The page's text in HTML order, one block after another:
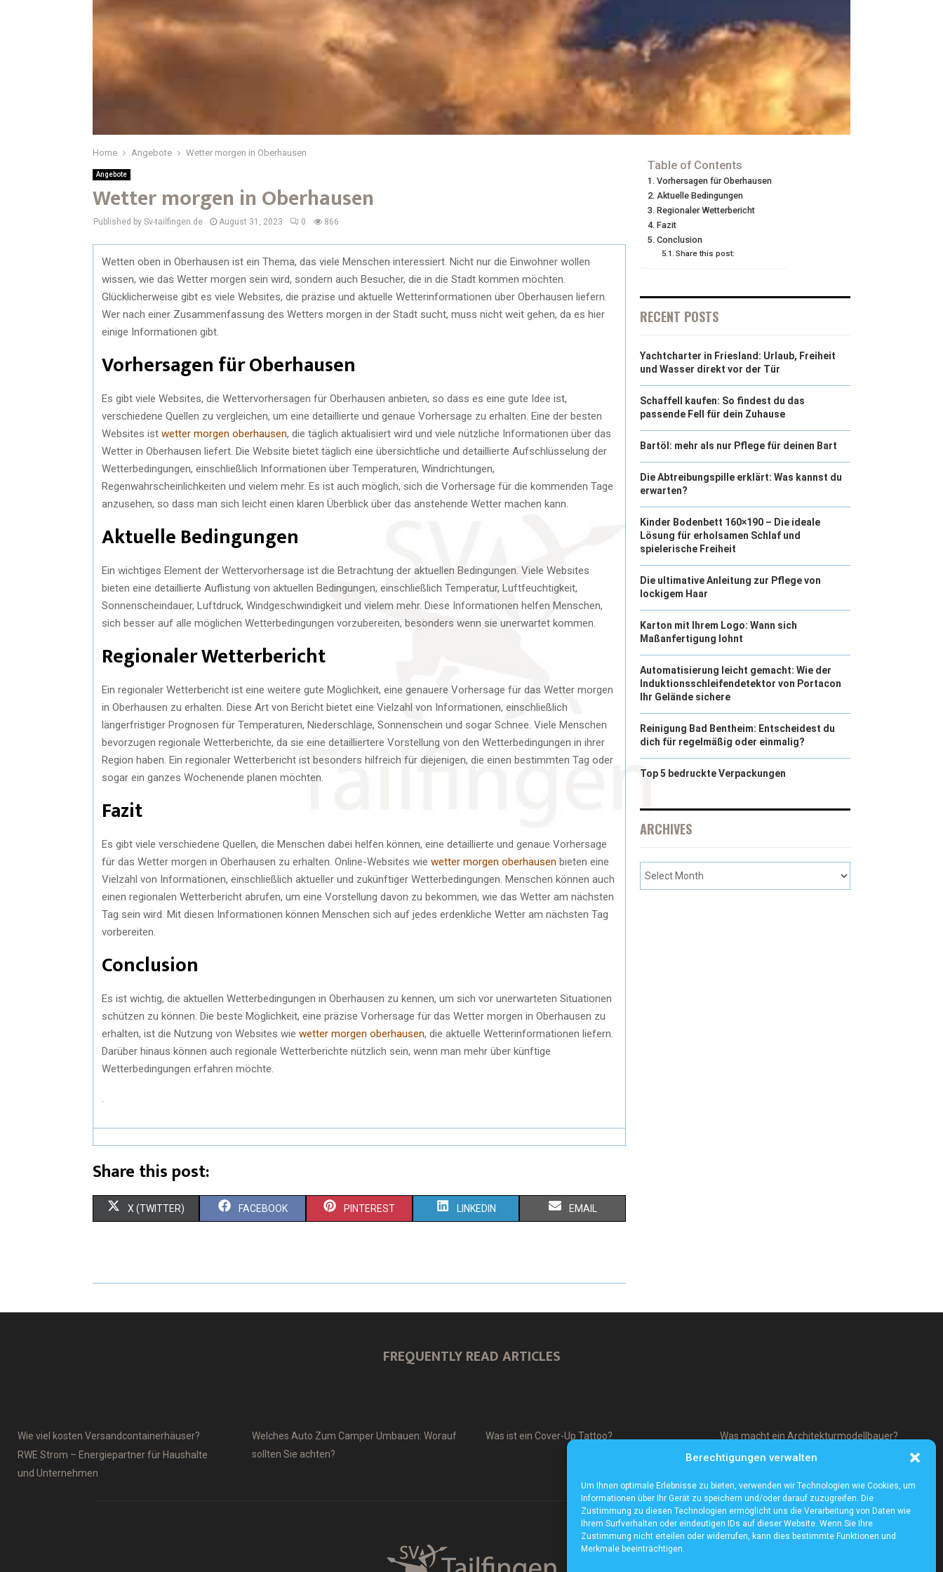
Berechtigungen verwalten
Um Ihnen optimale Erlebnisse zu bieten, verwenden wir Technologien wie Cookies, um
Informationen über Ihr Gerät zu speichern und/oder darauf zuzugreifen. Die
Zustimmung zu diesen Technologien ermöglicht uns die Verarbeitung von Daten wie
Ihrem Surfverhalten oder eindeutigen IDs auf dieser Website. Wenn Sie Ihre
Zustimmung nicht erteilen oder widerrufen, kann dies bestimmte Funktionen und
Merkmale beeinträchtigen.
Home Angebote Wetter morgen in Oberhausen
Angebote
Wetter morgen in Oberhausen
Published by Sv-tailfingen.de August 31, 2023 0 866
Wetten oben in Oberhausen ist ein Thema, das viele Menschen interessiert. Nicht nur die Einwohner wollen
wissen, wie das Wetter morgen sein wird, sondern auch Besucher, die in die Stadt kommen möchten.
Glücklicherweise gibt es viele Websites, die präzise und aktuelle Wetterinformationen über Oberhausen liefern.
Wer nach einer Zusammenfassung des Wetters morgen in der Stadt sucht, muss nicht weit gehen, da es hier
einige Informationen gibt.
Vorhersagen für Oberhausen
Es gibt viele Websites, die Wettervorhersagen für Oberhausen anbieten, so dass es eine gute Idee ist,
verschiedene Quellen zu vergleichen, um eine detaillierte und genaue Vorhersage zu erhalten. Eine der besten
Websites ist wetter morgen oberhausen, die täglich aktualisiert wird und viele nützliche Informationen über das
Wetter in Oberhausen liefert. Die Website bietet täglich eine übersichtliche und detaillierte Aufschlüsselung der
Wetterbedingungen, einschließlich Informationen über Temperaturen, Windrichtungen,
Regenwahrscheinlichkeiten und vielem mehr. Es ist auch möglich, sich die Vorhersage für die kommenden Tage
anzusehen, so dass man sich leicht einen klaren Überblick über das anstehende Wetter machen kann.
Aktuelle Bedingungen
Ein wichtiges Element der Wettervorhersage ist die Betrachtung der aktuellen Bedingungen. Viele Websites
bieten eine detaillierte Auflistung von aktuellen Bedingungen, einschließlich Temperatur, Luftfeuchtigkeit,
Sonnenscheindauer, Luftdruck, Windgeschwindigkeit und vielem mehr. Diese Informationen helfen Menschen,
sich besser auf alle möglichen Wetterbedingungen vorzubereiten, besonders wenn sie unerwartet kommen.
Regionaler Wetterbericht
Ein regionaler Wetterbericht ist eine weitere gute Möglichkeit, eine genauere Vorhersage für das Wetter morgen
in Oberhausen zu erhalten. Diese Art von Bericht bietet eine Vielzahl von Informationen, einschließlich
längerfristiger Prognosen für Temperaturen, Niederschläge, Sonnenschein und sogar Schnee. Viele Menschen
bevorzugen regionale Wetterberichte, da sie eine detailliertere Vorstellung von den Wetterbedingungen in ihrer
Region haben. Ein regionaler Wetterbericht ist besonders hilfreich für diejenigen, die einen bestimmten Tag oder
sogar ein ganzes Wochenende planen möchten.
Fazit
Es gibt viele verschiedene Quellen, die Menschen dabei helfen können, eine detaillierte und genaue Vorhersage
für das Wetter morgen in Oberhausen zu erhalten. Online-Websites wie wetter morgen oberhausen bieten eine
Vielzahl von Informationen, einschließlich aktueller und zukünftiger Wetterbedingungen. Menschen können auch
einen regionalen Wetterbericht abrufen, um eine Vorstellung davon zu bekommen, wie das Wetter am nächsten
Tag sein wird. Mit diesen Informationen können Menschen sich auf jedes erdenkliche Wetter am nächsten Tag
vorbereiten.
Conclusion
Es ist wichtig, die aktuellen Wetterbedingungen in Oberhausen zu kennen, um sich vor unerwarteten Situationen
schützen zu können. Die beste Möglichkeit, eine präzise Vorhersage für das Wetter morgen in Oberhausen zu
erhalten, ist die Nutzung von Websites wie wetter morgen oberhausen, die aktuelle Wetterinformationen liefern.
Darüber hinaus können auch regionale Wetterberichte nützlich sein, wenn man mehr über künftige
Wetterbedingungen erfahren möchte.
Share this post:
X (TWITTER) FACEBOOK PINTEREST LINKEDIN EMAIL
Table of Contents
Vorhersagen für Oberhausen
Aktuelle Bedingungen
Regionaler Wetterbericht
Fazit
Conclusion
Share this post:
RECENT POSTS
Yachtcharter in Friesland: Urlaub, Freiheit
und Wasser direkt vor der Tür
Schaffell kaufen: So findest du das
passende Fell für dein Zuhause
Bartöl: mehr als nur Pflege für deinen Bart
Die Abtreibungspille erklärt: Was kannst du
erwarten?
Kinder Bodenbett 160×190 – Die ideale
Lösung für erholsamen Schlaf und
spielerische Freiheit
Die ultimative Anleitung zur Pflege von
lockigem Haar
Karton mit Ihrem Logo: Wann sich
Maßanfertigung lohnt
Automatisierung leicht gemacht: Wie der
Induktionsschleifendetektor von Portacon
Ihr Gelände sichere
Reinigung Bad Bentheim: Entscheidest du
dich für regelmäßig oder einmalig?
Top 5 bedruckte Verpackungen
ARCHIVES
FREQUENTLY READ ARTICLES
Wie viel kosten Versandcontainerhäuser?
RWE Strom – Energiepartner für Haushalte
und Unternehmen
Welches Auto Zum Camper Umbauen: Worauf
sollten Sie achten?
Was ist ein Cover-Up Tattoo? Was macht ein Architekturmodellbauer?